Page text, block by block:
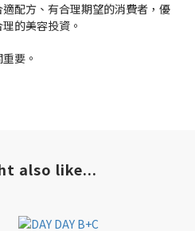
配方、有合理期望的消費者，優
的美容投資。
要。
also like...